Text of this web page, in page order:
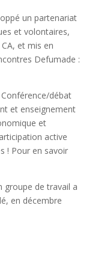
un partenariat
et volontaires,
et mis en
Defumade :
débat
et enseignement
et
active
! Pour en savoir
groupe de travail a
en décembre